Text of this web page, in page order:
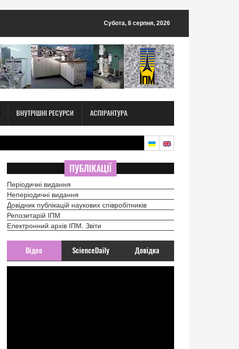
Субота, 8 серпня, 2026
ВНУТРІШНІ РЕСУРСИ АСПІРАНТУРА
ПУБЛІКАЦІЇ
Періодичні видання
Неперіодичні видання
Довідник публікацій наукових співробітників
Репозитарій ІПМ
Електронний архів ІПМ. Звіти
Відео ScienceDaily Довідка